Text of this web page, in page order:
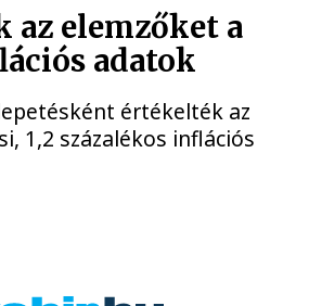
az elemzőket a
adatok
értékelték az
1,2 százalékos inflációs